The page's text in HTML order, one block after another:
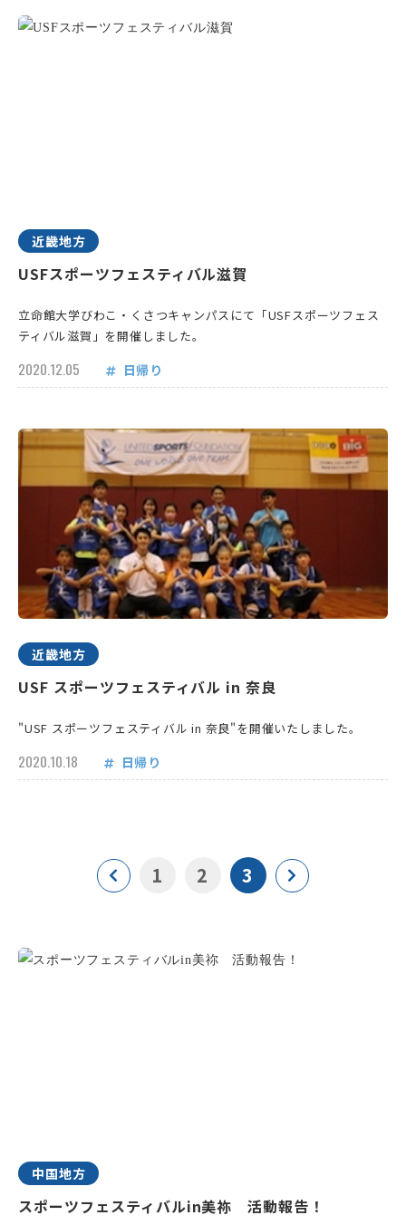
近畿地方
USFスポーツフェスティバル滋賀
立命館大学びわこ・くさつキャンパスにて「USFスポーツフェス
ティバル滋賀」を開催しました。
2020.12.05 日帰り
近畿地方
USF スポーツフェスティバル in 奈良
"USF スポーツフェスティバル in 奈良"を開催いたしました。
2020.10.18 日帰り
1 2 3
中国地方
スポーツフェスティバルin美祢 活動報告！